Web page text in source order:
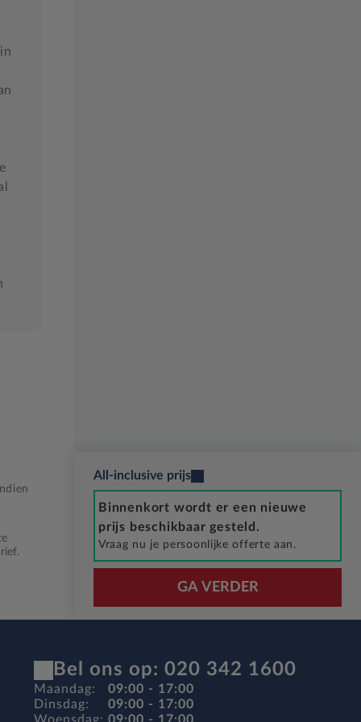
All-inclusive prijs
Binnenkort wordt er een nieuwe
prijs beschikbaar gesteld.
Vraag nu je persoonlijke offerte aan.
GA VERDER
Bel ons op: 020 342 1600
Maandag:
Dinsdag:
09:00 - 17:00
09:00 - 17:00